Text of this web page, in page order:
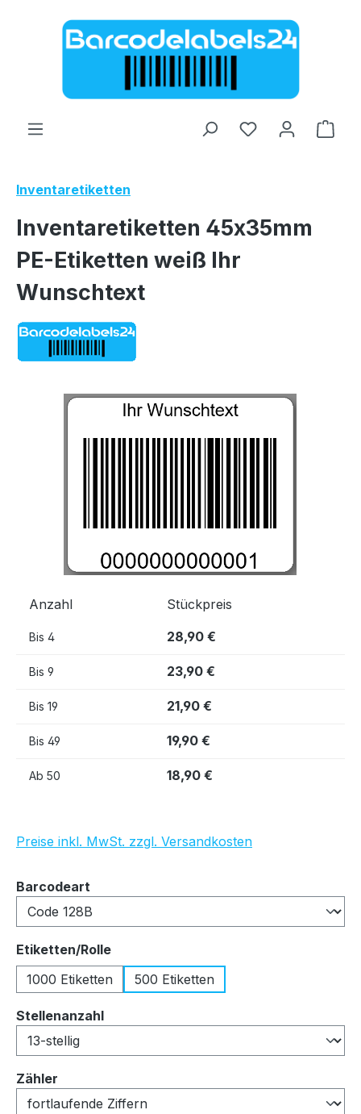
Zum Hauptinhalt springen
Inventaretiketten
Inventaretiketten 45x35mm
PE-Etiketten weiß Ihr
Wunschtext
Bildergalerie überspringen
Anzahl Stückpreis
Bis 4 28,90 €
Bis 9 23,90 €
Bis 19 21,90 €
Bis 49 19,90 €
Ab 50 18,90 €
Preise inkl. MwSt. zzgl. Versandkosten
Barcodeart
Etiketten/Rolleauswählen
1000 Etiketten
500 Etiketten
Stellenanzahlauswählen
Zähler